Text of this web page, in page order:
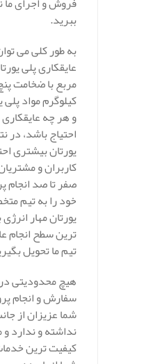
ببرید.
به طور کلی می
عایقکاری پلی
کیلوگرم مواد
و هر چه
احتیاج باشد، در
یورتان بیشتری
کاربران و
صفر تا صد انجام
خود را به تیم
یورتان مهار
ترین سطح انجام
تیم ما تحویل
هیچ محدودیتی
سفارش و انجام
شما عزیزان از
نداشته و ندارد و
کیفیت ترین